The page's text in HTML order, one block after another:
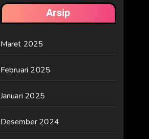
Arsip
Maret 2025
Februari 2025
Januari 2025
Desember 2024